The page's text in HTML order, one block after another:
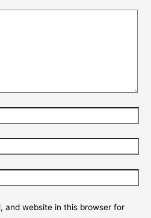
and website in this browser for